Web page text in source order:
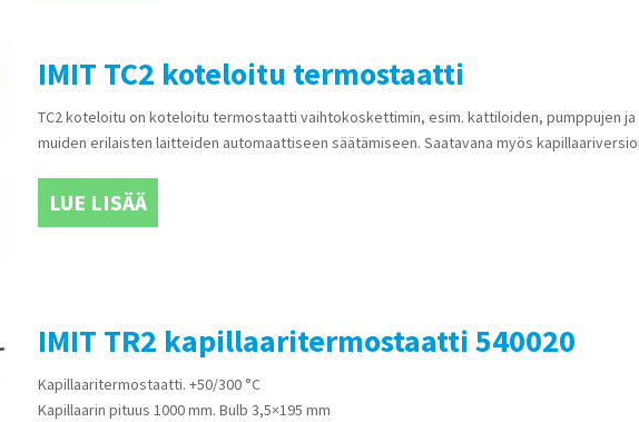
IMIT TC2 koteloitu termostaatti
TC2 koteloitu on koteloitu termostaatti vaihtokoskettimin, esim. kattiloiden, pumppujen ja
muiden erilaisten laitteiden automaattiseen säätämiseen. Saatavana myös
LUE LISÄÄ
IMIT TR2 kapillaaritermostaatti 540020
Kapillaaritermostaatti. +50/300 °C
Kapillaarin pituus 1000 mm. Bulb 3,5×195 mm